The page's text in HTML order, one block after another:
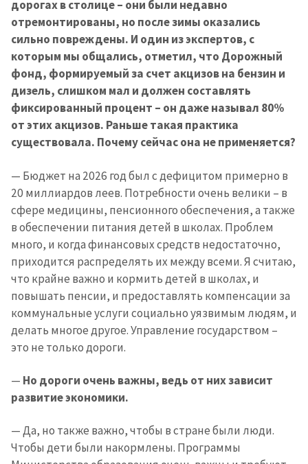
дорогах в столице – они были недавно
отремонтированы, но после зимы оказались
сильно повреждены. И один из экспертов, с
которым мы общались, отметил, что Дорожный
фонд, формируемый за счет акцизов на бензин и
дизель, слишком мал и должен составлять
фиксированный процент – он даже называл 80%
от этих акцизов. Раньше такая практика
существовала. Почему сейчас она не применяется?
— Бюджет на 2026 год был с дефицитом примерно в
20 миллиардов леев. Потребности очень велики – в
сфере медицины, пенсионного обеспечения, а также
в обеспечении питания детей в школах. Проблем
много, и когда финансовых средств недостаточно,
приходится распределять их между всеми. Я считаю,
что крайне важно и кормить детей в школах, и
повышать пенсии, и предоставлять компенсации за
коммунальные услуги социально уязвимым людям, и
делать многое другое. Управление государством –
это не только дороги.
— Но дороги очень важны, ведь от них зависит
развитие экономики.
— Да, но также важно, чтобы в стране были люди.
Чтобы дети были накормлены. Программы